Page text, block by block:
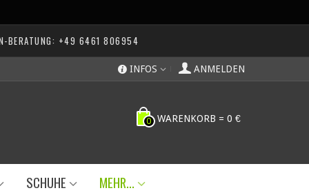
BERATUNG: +49 6461 806954
ANMELDEN
INFOS
0 WARENKORB = 0 €
SCHUHE MEHR...